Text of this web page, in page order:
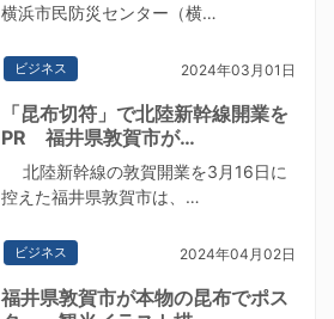
横浜市民防災センター（横…
ビジネス 2024年03月01日
「昆布切符」で北陸新幹線開業を
PR 福井県敦賀市が…
北陸新幹線の敦賀開業を3月16日に
控えた福井県敦賀市は、…
ビジネス 2024年04月02日
福井県敦賀市が本物の昆布でポス